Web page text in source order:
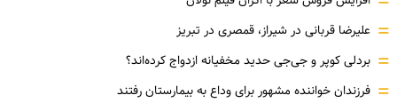
= علیرضا قربانی در شیراز، قمصری در تبریز
= بردلی کوپر و جی‌جی حدید مخفیانه ازدواج کرده‌اند؟
= فرزندان خواننده مشهور برای وداع به بیمارستان رفتند